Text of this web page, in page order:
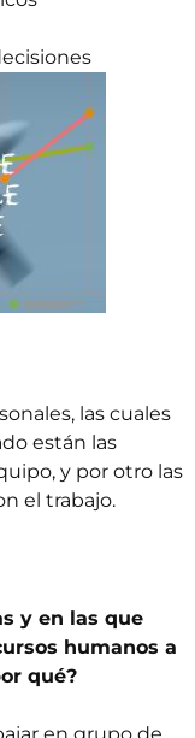
las cuales
están las
y por otro las
el trabajo.
y en las que
humanos a
qué?